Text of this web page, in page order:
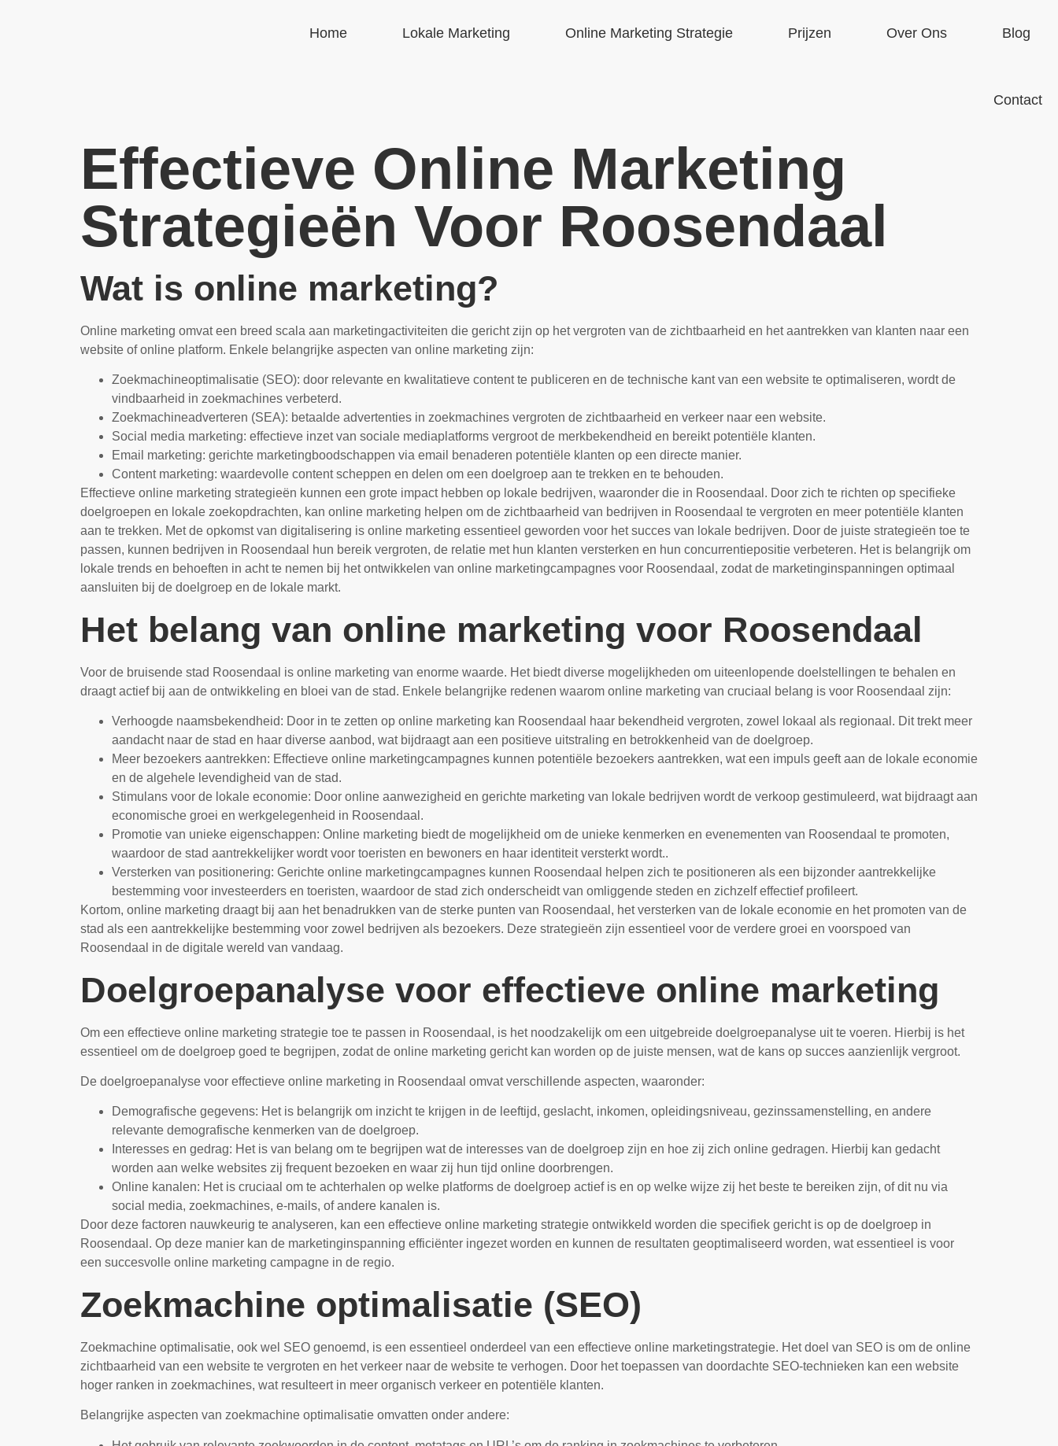
Home Lokale Marketing Online Marketing Strategie Prijzen Over Ons Blog
Contact
Effectieve Online Marketing
Strategieën Voor Roosendaal
Wat is online marketing?
Online marketing omvat een breed scala aan marketingactiviteiten die gericht zijn op het vergroten van de zichtbaarheid en het aantrekken van klanten naar een
website of online platform. Enkele belangrijke aspecten van online marketing zijn:
Zoekmachineoptimalisatie (SEO): door relevante en kwalitatieve content te publiceren en de technische kant van een website te optimaliseren, wordt de
vindbaarheid in zoekmachines verbeterd.
Zoekmachineadverteren (SEA): betaalde advertenties in zoekmachines vergroten de zichtbaarheid en verkeer naar een website.
Social media marketing: effectieve inzet van sociale mediaplatforms vergroot de merkbekendheid en bereikt potentiële klanten.
Email marketing: gerichte marketingboodschappen via email benaderen potentiële klanten op een directe manier.
Content marketing: waardevolle content scheppen en delen om een doelgroep aan te trekken en te behouden.
Effectieve online marketing strategieën kunnen een grote impact hebben op lokale bedrijven, waaronder die in Roosendaal. Door zich te richten op specifieke
doelgroepen en lokale zoekopdrachten, kan online marketing helpen om de zichtbaarheid van bedrijven in Roosendaal te vergroten en meer potentiële klanten
aan te trekken. Met de opkomst van digitalisering is online marketing essentieel geworden voor het succes van lokale bedrijven. Door de juiste strategieën toe te
passen, kunnen bedrijven in Roosendaal hun bereik vergroten, de relatie met hun klanten versterken en hun concurrentiepositie verbeteren. Het is belangrijk om
lokale trends en behoeften in acht te nemen bij het ontwikkelen van online marketingcampagnes voor Roosendaal, zodat de marketinginspanningen optimaal
aansluiten bij de doelgroep en de lokale markt.
Het belang van online marketing voor Roosendaal
Voor de bruisende stad Roosendaal is online marketing van enorme waarde. Het biedt diverse mogelijkheden om uiteenlopende doelstellingen te behalen en
draagt actief bij aan de ontwikkeling en bloei van de stad. Enkele belangrijke redenen waarom online marketing van cruciaal belang is voor Roosendaal zijn:
Verhoogde naamsbekendheid: Door in te zetten op online marketing kan Roosendaal haar bekendheid vergroten, zowel lokaal als regionaal. Dit trekt meer
aandacht naar de stad en haar diverse aanbod, wat bijdraagt aan een positieve uitstraling en betrokkenheid van de doelgroep.
Meer bezoekers aantrekken: Effectieve online marketingcampagnes kunnen potentiële bezoekers aantrekken, wat een impuls geeft aan de lokale economie
en de algehele levendigheid van de stad.
Stimulans voor de lokale economie: Door online aanwezigheid en gerichte marketing van lokale bedrijven wordt de verkoop gestimuleerd, wat bijdraagt aan
economische groei en werkgelegenheid in Roosendaal.
Promotie van unieke eigenschappen: Online marketing biedt de mogelijkheid om de unieke kenmerken en evenementen van Roosendaal te promoten,
waardoor de stad aantrekkelijker wordt voor toeristen en bewoners en haar identiteit versterkt wordt..
Versterken van positionering: Gerichte online marketingcampagnes kunnen Roosendaal helpen zich te positioneren als een bijzonder aantrekkelijke
bestemming voor investeerders en toeristen, waardoor de stad zich onderscheidt van omliggende steden en zichzelf effectief profileert.
Kortom, online marketing draagt bij aan het benadrukken van de sterke punten van Roosendaal, het versterken van de lokale economie en het promoten van de
stad als een aantrekkelijke bestemming voor zowel bedrijven als bezoekers. Deze strategieën zijn essentieel voor de verdere groei en voorspoed van
Roosendaal in de digitale wereld van vandaag.
Doelgroepanalyse voor effectieve online marketing
Om een effectieve online marketing strategie toe te passen in Roosendaal, is het noodzakelijk om een uitgebreide doelgroepanalyse uit te voeren. Hierbij is het
essentieel om de doelgroep goed te begrijpen, zodat de online marketing gericht kan worden op de juiste mensen, wat de kans op succes aanzienlijk vergroot.
De doelgroepanalyse voor effectieve online marketing in Roosendaal omvat verschillende aspecten, waaronder:
Demografische gegevens: Het is belangrijk om inzicht te krijgen in de leeftijd, geslacht, inkomen, opleidingsniveau, gezinssamenstelling, en andere
relevante demografische kenmerken van de doelgroep.
Interesses en gedrag: Het is van belang om te begrijpen wat de interesses van de doelgroep zijn en hoe zij zich online gedragen. Hierbij kan gedacht
worden aan welke websites zij frequent bezoeken en waar zij hun tijd online doorbrengen.
Online kanalen: Het is cruciaal om te achterhalen op welke platforms de doelgroep actief is en op welke wijze zij het beste te bereiken zijn, of dit nu via
social media, zoekmachines, e-mails, of andere kanalen is.
Door deze factoren nauwkeurig te analyseren, kan een effectieve online marketing strategie ontwikkeld worden die specifiek gericht is op de doelgroep in
Roosendaal. Op deze manier kan de marketinginspanning efficiënter ingezet worden en kunnen de resultaten geoptimaliseerd worden, wat essentieel is voor
een succesvolle online marketing campagne in de regio.
Zoekmachine optimalisatie (SEO)
Zoekmachine optimalisatie, ook wel SEO genoemd, is een essentieel onderdeel van een effectieve online marketingstrategie. Het doel van SEO is om de online
zichtbaarheid van een website te vergroten en het verkeer naar de website te verhogen. Door het toepassen van doordachte SEO-technieken kan een website
hoger ranken in zoekmachines, wat resulteert in meer organisch verkeer en potentiële klanten.
Belangrijke aspecten van zoekmachine optimalisatie omvatten onder andere: